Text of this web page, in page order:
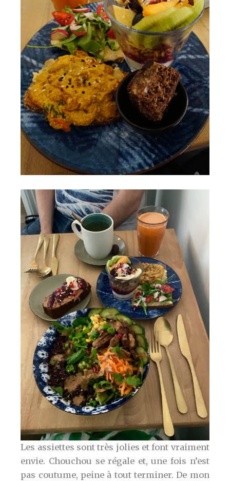
Les assiettes sont très jolies et font vraiment
envie. Chouchou se régale et, une fois n’est
pas coutume, peine à tout terminer. De mon